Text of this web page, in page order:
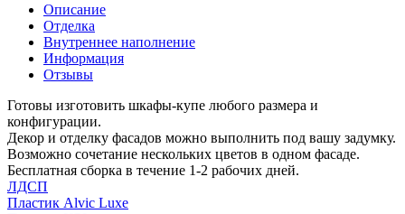
Описание
Отделка
Внутреннее наполнение
Информация
Отзывы
Готовы изготовить шкафы-купе любого размера и
конфигурации.
Декор и отделку фасадов можно выполнить под вашу задумку.
Возможно сочетание нескольких цветов в одном фасаде.
Бесплатная сборка в течение 1-2 рабочих дней.
ЛДСП
Пластик Alvic Luxe